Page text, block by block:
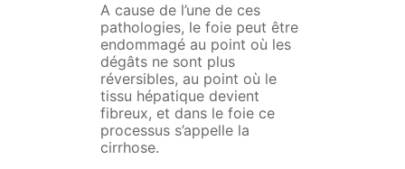
A cause de l’une de ces
pathologies, le foie peut être
endommagé au point où les
dégâts ne sont plus
réversibles, au point où le
tissu hépatique devient
fibreux, et dans le foie ce
processus s’appelle la
cirrhose.